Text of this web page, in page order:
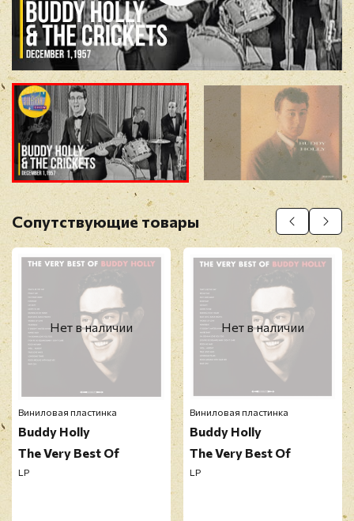
Отзыв *
Прикрепить фото
Оставить отзыв
Перед публикацией отзывы проходят
модерацию
Сопутствующие товары
Нет в наличии
Виниловая пластинка
Buddy Holly
The Very Best Of
LP
Нет в наличии
Виниловая пластинка
Buddy Holly
The Very Best Of
LP